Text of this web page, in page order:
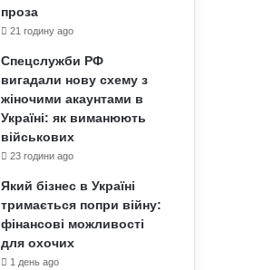
проза
21 годину ago
Спецслужби РФ
вигадали нову схему з
жіночими акаунтами в
Україні: як виманюють
військових
23 години ago
Який бізнес в Україні
тримається попри війну:
фінансові можливості
для охочих
1 день ago